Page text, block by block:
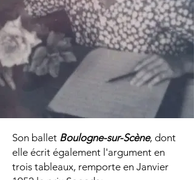
Son ballet Boulogne-sur-Scène, dont
elle écrit également l'argument en
trois tableaux, remporte en Janvier